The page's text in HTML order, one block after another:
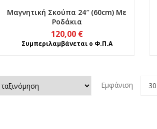
Μαγνητική Σκούπα 24″ (60cm) Με
Ροδάκια
120,00 €
Συμπεριλαμβάνεται ο Φ.Π.Α
Εμφάνιση 30